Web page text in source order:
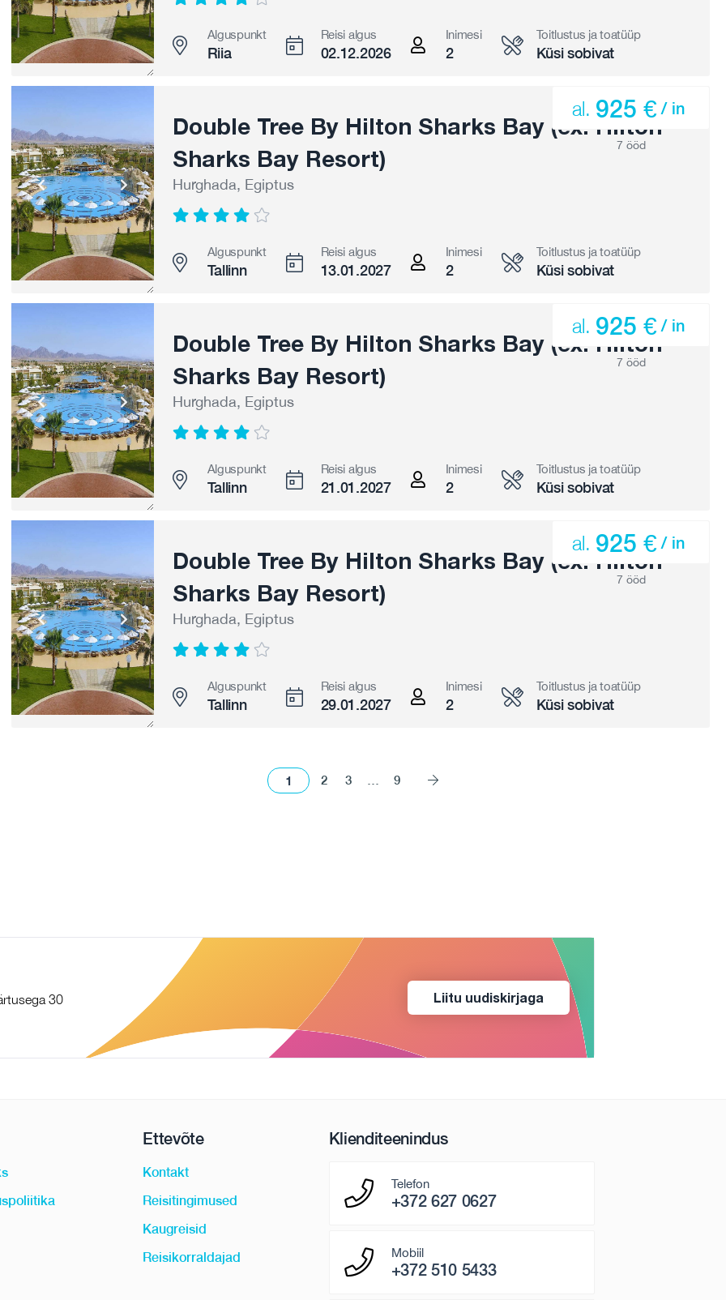
Alguspunkt
Riia
Reisi algus
02.12.2026
Inimesi
2
Toitlustus ja toatüüp
Küsi sobivat
Double Tree By Hilton Sharks Bay (ex. Hilton
Sharks Bay Resort)
Hurghada, Egiptus
al. 925 € / in
7 ööd
Alguspunkt
Tallinn
Reisi algus
13.01.2027
Inimesi
2
Toitlustus ja toatüüp
Küsi sobivat
Double Tree By Hilton Sharks Bay (ex. Hilton
Sharks Bay Resort)
Hurghada, Egiptus
al. 925 € / in
7 ööd
Alguspunkt
Tallinn
Reisi algus
21.01.2027
Inimesi
2
Toitlustus ja toatüüp
Küsi sobivat
Double Tree By Hilton Sharks Bay (ex. Hilton
Sharks Bay Resort)
Hurghada, Egiptus
al. 925 € / in
7 ööd
Alguspunkt
Tallinn
Reisi algus
29.01.2027
Inimesi
2
Toitlustus ja toatüüp
Küsi sobivat
1 2 3 9
30
Liitu uudiskirjaga
Ettevõte
Kontakt
Reisitingimused
Kaugreisid
Reisikorraldajad
Klienditeenindus
Telefon
+372 627 0627
Mobiil
+372 510 5433